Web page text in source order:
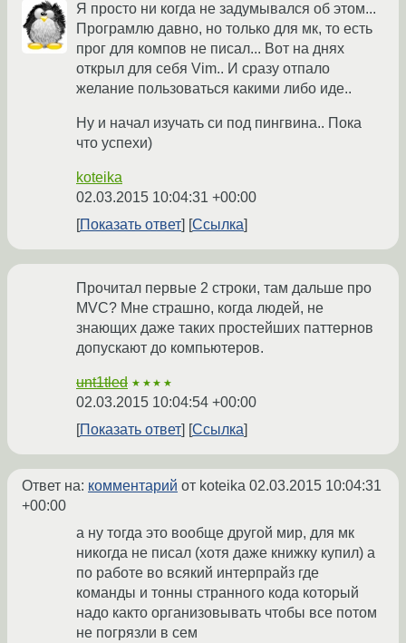
Я просто ни когда не задумывался об этом...
Програмлю давно, но только для мк, то есть
прог для компов не писал... Вот на днях
открыл для себя Vim.. И сразу отпало
желание пользоваться какими либо иде..
Ну и начал изучать си под пингвина.. Пока
что успехи)
koteika
02.03.2015 10:04:31 +00:00
Показать ответ
Ссылка
Прочитал первые 2 строки, там дальше про
MVC? Мне страшно, когда людей, не
знающих даже таких простейших паттернов
допускают до компьютеров.
unt1tled ★★★★
02.03.2015 10:04:54 +00:00
Показать ответ
Ссылка
Ответ на: комментарий от koteika 02.03.2015 10:04:31
+00:00
а ну тогда это вообще другой мир, для мк
никогда не писал (хотя даже книжку купил) а
по работе во всякий интерпрайз где
команды и тонны странного кода который
надо както организовывать чтобы все потом
не погрязли в сем